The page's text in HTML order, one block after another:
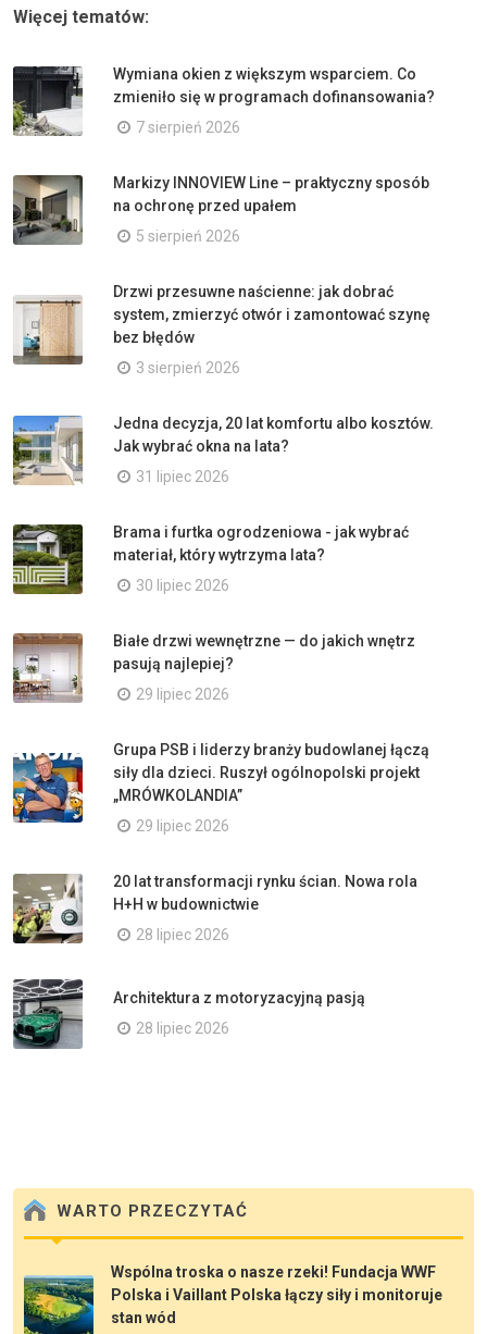
Więcej tematów:
Wymiana okien z większym wsparciem. Co
zmieniło się w programach dofinansowania?
7 sierpień 2026
Markizy INNOVIEW Line – praktyczny sposób
na ochronę przed upałem
5 sierpień 2026
Drzwi przesuwne naścienne: jak dobrać
system, zmierzyć otwór i zamontować szynę
bez błędów
3 sierpień 2026
Jedna decyzja, 20 lat komfortu albo kosztów.
Jak wybrać okna na lata?
31 lipiec 2026
Brama i furtka ogrodzeniowa - jak wybrać
materiał, który wytrzyma lata?
30 lipiec 2026
Białe drzwi wewnętrzne — do jakich wnętrz
pasują najlepiej?
29 lipiec 2026
Grupa PSB i liderzy branży budowlanej łączą
siły dla dzieci. Ruszył ogólnopolski projekt
„MRÓWKOLANDIA”
29 lipiec 2026
20 lat transformacji rynku ścian. Nowa rola
H+H w budownictwie
28 lipiec 2026
Architektura z motoryzacyjną pasją
28 lipiec 2026
WARTO PRZECZYTAĆ
Wspólna troska o nasze rzeki! Fundacja WWF
Polska i Vaillant Polska łączy siły i monitoruje
stan wód